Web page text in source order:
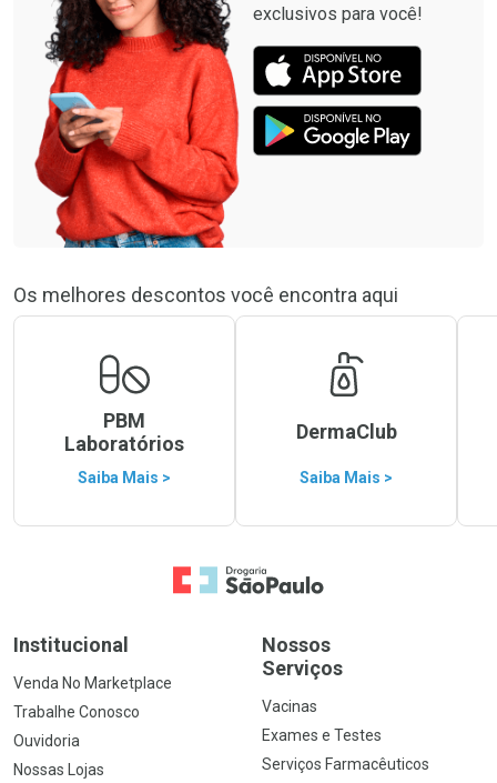
exclusivos para você!
Os melhores descontos você encontra aqui
PBM
Laboratórios
Saiba Mais >
DermaClub
Saiba Mais >
Ir para a Home
Institucional
Venda No Marketplace
Trabalhe Conosco
Ouvidoria
Nossas Lojas
Nossos
Serviços
Vacinas
Exames e Testes
Serviços Farmacêuticos